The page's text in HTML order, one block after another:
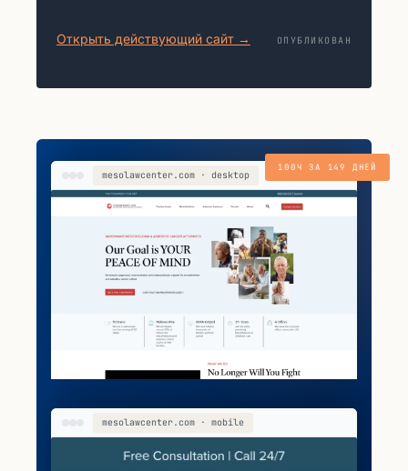
Открыть действующий сайт → ОПУБЛИКОВАН
100Ч ЗА 149 ДНЕЙ
mesolawcenter.com · desktop
mesolawcenter.com · mobile